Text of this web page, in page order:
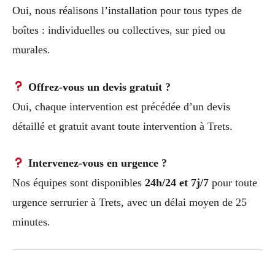
Oui, nous réalisons l’installation pour tous types de
boîtes : individuelles ou collectives, sur pied ou
murales.
Offrez-vous un devis gratuit ?
Oui, chaque intervention est précédée d’un devis
détaillé et gratuit avant toute intervention à Trets.
Intervenez-vous en urgence ?
Nos équipes sont disponibles 24h/24 et 7j/7 pour toute
urgence serrurier à Trets, avec un délai moyen de 25
minutes.